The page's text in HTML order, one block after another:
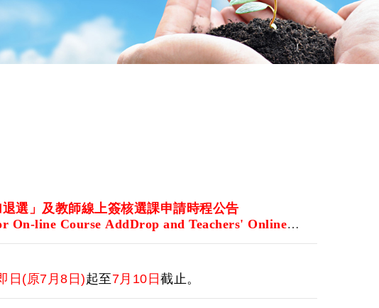
選」及教師線上簽核選課申請時程公告
On-line Course AddDrop and Teachers' Online
日(原7月8日)起至7月10日截止。